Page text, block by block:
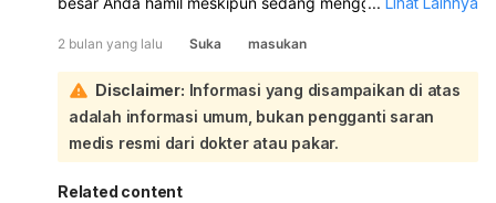
tengkurap kemungkinan besar adalah detak jantung
Anda sendiri atau gerakan lain dalam tubuh, karena detak
jantung janin biasanya belum bisa dirasakan langsung
oleh ibu pada tahap awal kehamilan:
Untuk memastikan kehamilan dan lokasinya, serta untuk
mengevaluasi kondisi implan KB Anda, sangat disarankan
untuk segera memeriksakan diri ke dokter kandungan.
2 bulan yang lalu Suka masukan
Disclaimer: Informasi yang disampaikan di atas
adalah informasi umum, bukan pengganti saran
medis resmi dari dokter atau pakar.
Related content